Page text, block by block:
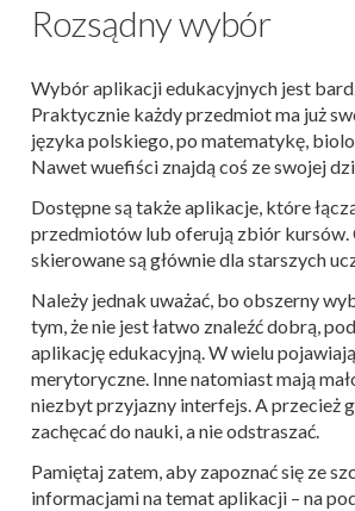
Rozsądny wybór
Wybór aplikacji edukacyjnych jest
Praktycznie każdy przedmiot ma już
języka polskiego, po matematykę,
Nawet wuefiści znajdą coś ze swojej
Dostępne są także aplikacje, które
przedmiotów lub oferują zbiór kursów.
skierowane są głównie dla starszych
Należy jednak uważać, bo obszerny
tym, że nie jest łatwo znaleźć dobrą,
aplikację edukacyjną. W wielu
merytoryczne. Inne natomiast mają
niezbyt przyjazny interfejs. A przecież
zachęcać do nauki, a nie odstraszać.
Pamiętaj zatem, aby zapoznać się ze
informacjami na temat aplikacji – na